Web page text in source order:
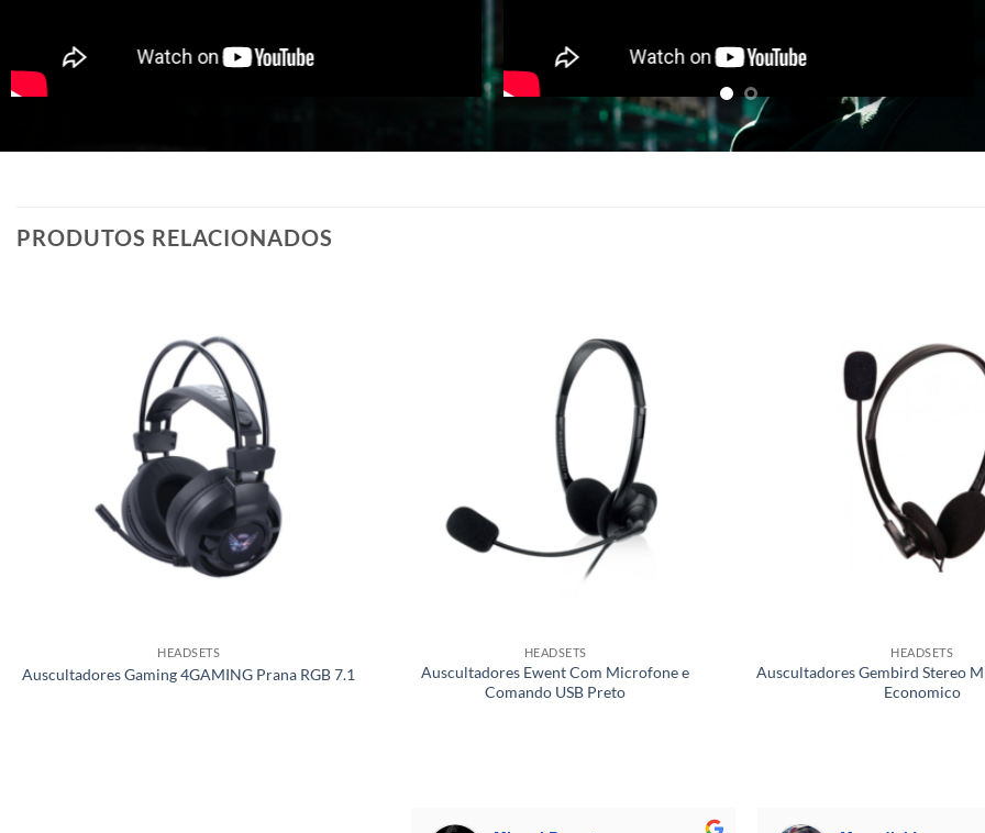
PRODUTOS RELACIONADOS
HEADSETS
Auscultadores Gaming 4GAMING Prana RGB 7.1
HEADSETS
Auscultadores Ewent Com Microfone e
Comando USB Preto
HEADSETS
Auscultadores Gembird Stereo
Economico